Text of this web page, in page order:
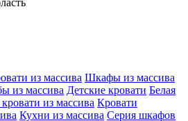
из массива Шкафы из массива
из массива Детские кровати Белая
из массива Кровати
Кухни из массива Серия шкафов